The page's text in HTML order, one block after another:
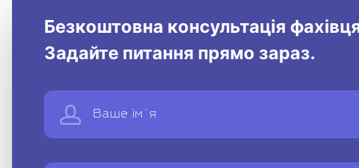
Безкоштовна консультація
Задайте питання прямо зараз.